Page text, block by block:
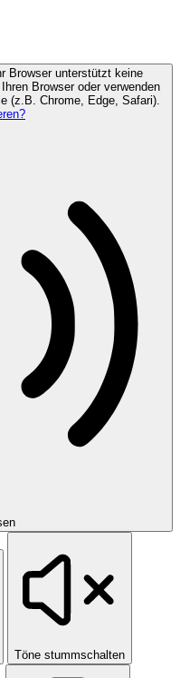
Browser unterstützt keine
Browser oder verwenden
(z.B. Chrome, Edge, Safari).
Töne stummschalten